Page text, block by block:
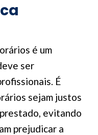
é um
ser
É
sejam justos
evitando
prejudicar a